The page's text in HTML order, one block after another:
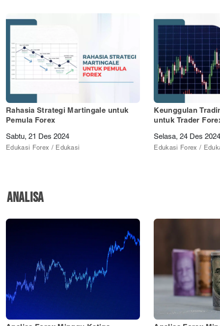
Rahasia Strategi Martingale untuk
Pemula Forex
Sabtu, 21 Des 2024
Edukasi Forex / Edukasi
Keunggulan
untuk Trader
Selasa, 24 Des
Edukasi Forex /
ANALISA